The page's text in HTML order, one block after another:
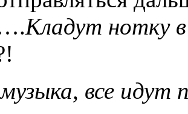
Кладут нотку в
все идут